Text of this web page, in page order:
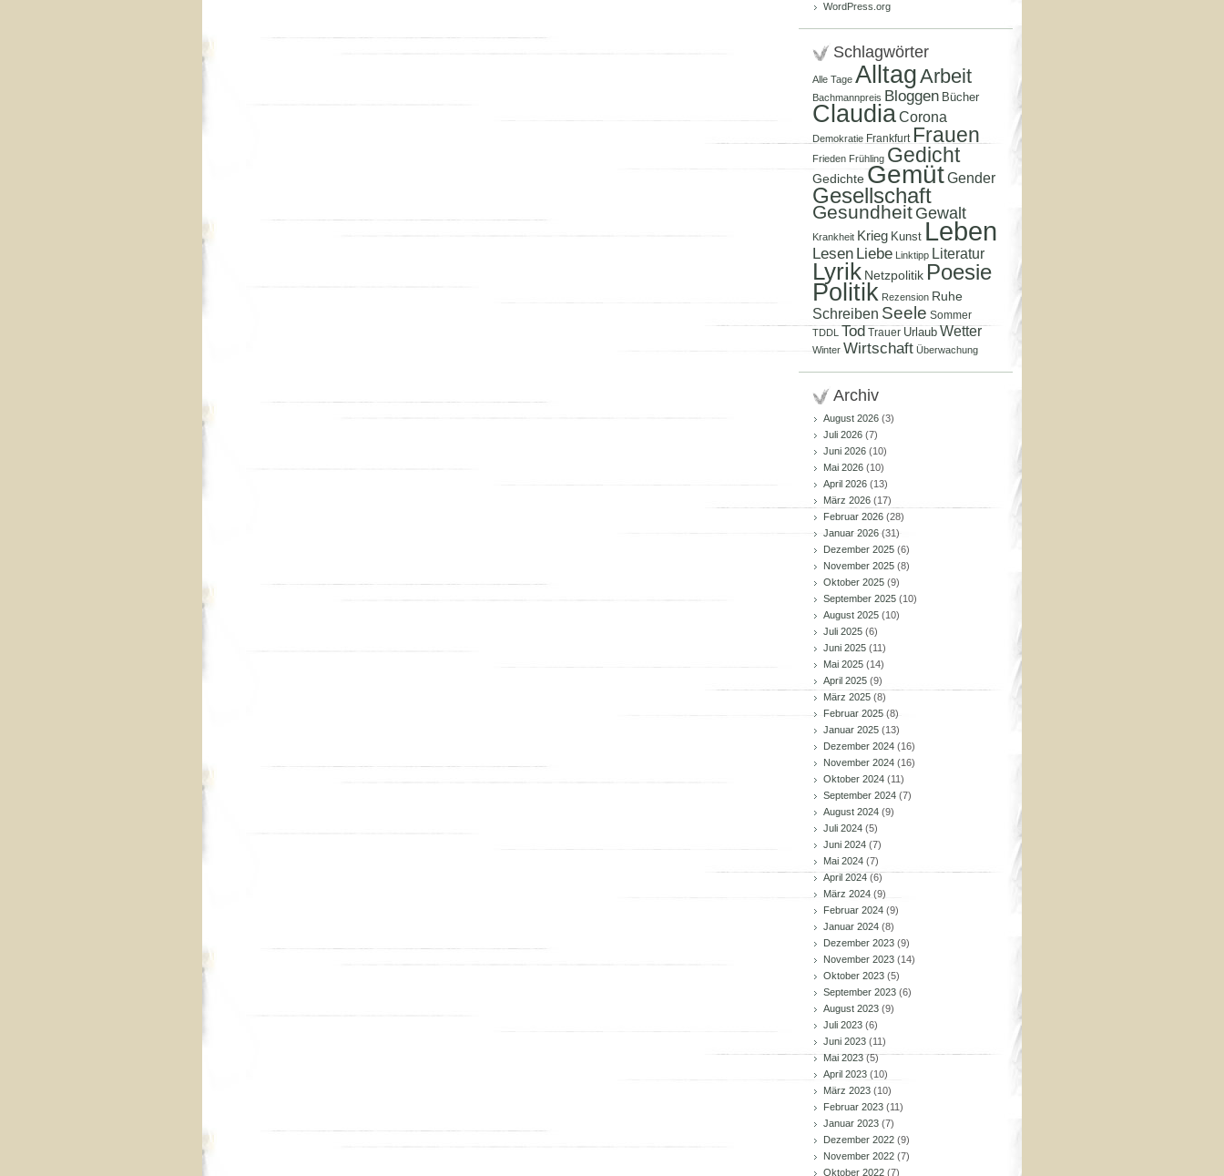
WordPress.org
Schlagwörter
Alle Tage AlltagArbeit
Bachmannpreis Bloggen Bücher
ClaudiaCorona
Demokratie Frankfurt Frauen
Frieden Frühling Gedicht
Gedichte GemütGender
Gesellschaft
Gesundheit Gewalt
Krankheit Krieg Kunst Leben
Lesen Liebe Linktipp Literatur
Lyrik Netzpolitik Poesie
Politik Rezension Ruhe
Schreiben Seele Sommer
TDDL Tod Trauer Urlaub Wetter
Winter Wirtschaft Überwachung
Archiv
August 2026 (3)
Juli 2026 (7)
Juni 2026 (10)
Mai 2026 (10)
April 2026 (13)
März 2026 (17)
Februar 2026 (28)
Januar 2026 (31)
Dezember 2025 (6)
November 2025 (8)
Oktober 2025 (9)
September 2025 (10)
August 2025 (10)
Juli 2025 (6)
Juni 2025 (11)
Mai 2025 (14)
April 2025 (9)
März 2025 (8)
Februar 2025 (8)
Januar 2025 (13)
Dezember 2024 (16)
November 2024 (16)
Oktober 2024 (11)
September 2024 (7)
August 2024 (9)
Juli 2024 (5)
Juni 2024 (7)
Mai 2024 (7)
April 2024 (6)
März 2024 (9)
Februar 2024 (9)
Januar 2024 (8)
Dezember 2023 (9)
November 2023 (14)
Oktober 2023 (5)
September 2023 (6)
August 2023 (9)
Juli 2023 (6)
Juni 2023 (11)
Mai 2023(5)
April 2023 (10)
März 2023 (10)
Februar 2023 (11)
Januar 2023 (7)
Dezember 2022 (9)
November 2022 (7)
Oktober 2022 (7)